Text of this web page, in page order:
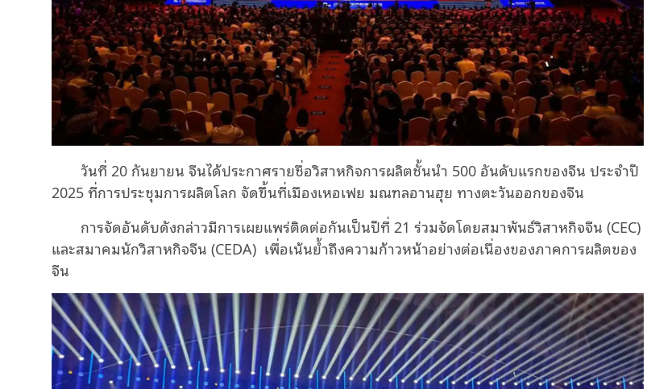
วันที่ 20 กันยายน จีนได้ประกาศรายชื่อวิสาหกิจการผลิตชั้นนำ 500 อันดับแรกของจีน ประจำปี
2025 ที่การประชุมการผลิตโลก จัดขึ้นที่เมืองเหอเฟย มณฑลอานฮุย ทางตะวันออกของจีน
การจัดอันดับดังกล่าวมีการเผยแพร่ติดต่อกันเป็นปีที่ 21 ร่วมจัดโดยสมาพันธ์วิสาหกิจจีน (CEC)
และสมาคมนักวิสาหกิจจีน (CEDA) เพื่อเน้นย้ำถึงความก้าวหน้าอย่างต่อเนื่องของภาคการผลิตของ
จีน